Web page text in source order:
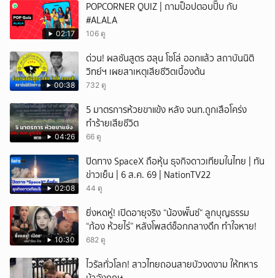
02:17
POPCORNER QUIZ | ถามป็อปตอบปั๊บ กับ
#ALALA
106 ดู
00:38
ด่วน! ผลชันสูตร ฮลุน โซโล่ ออกแล้ว สถาบันนิติ
วิทย์ฯ เผยสาเหตุเสียชีวิตเบื้องต้น
732 ดู
04:26
5 มาตรการห้วยขาแข้ง หลัง จนท.ถูกเสือโคร่ง
ทำร้ายเสียชีวิต
66 ดู
02:08
ปิดทาง SpaceX ถือหุ้น ธุจกิจดาวเทียมในไทย | ทัน
ข่าวเย็น | 6 ส.ค. 69 | NationTV22
44 ดู
10:30
ยิ่งหดหู่! เปิดอายุจริง “น้องพั๊นซ์“ ลูกบุญธรรม
“ก้อง ห้วยไร่” หลังโพสต์ช็อกกลางดึก ทำใจหาย!
682 ดู
ไวรัลทั่วโลก! สาวไทยถอนสายบัวงดงาม ให้ทหาร